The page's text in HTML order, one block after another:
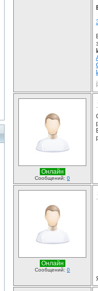
Онлайн
Сообщений: 0
Онлайн
Сообщений: 0